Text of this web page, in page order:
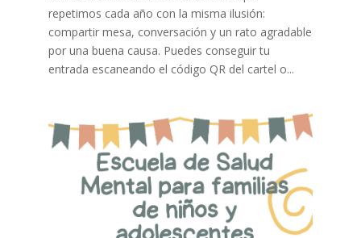
repetimos cada año con la misma ilusión:
compartir mesa, conversación y un rato agradable
por una buena causa. Puedes conseguir tu
entrada escaneando el código QR del cartel o...